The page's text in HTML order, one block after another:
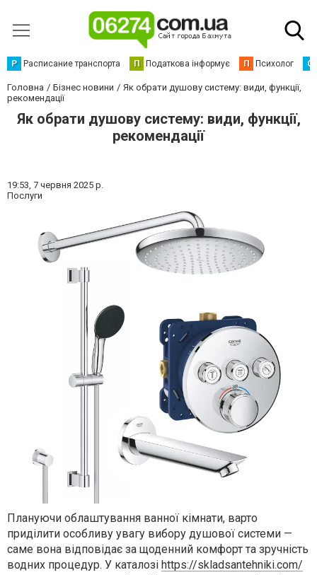
Р Расписание транспорта П Податкова інформує П Психолог С
Головна Бізнес новини
Як обрати душову систему: види, функції,
рекомендації
Як обрати душову систему: види, функції,
рекомендації
19:53, 7 червня 2025 р.
Послуги
Плануючи облаштування ванної кімнати, варто
приділити особливу увагу вибору душової системи —
саме вона відповідає за щоденний комфорт та зручність
водних процедур. У каталозі https://skladsantehniki.com/